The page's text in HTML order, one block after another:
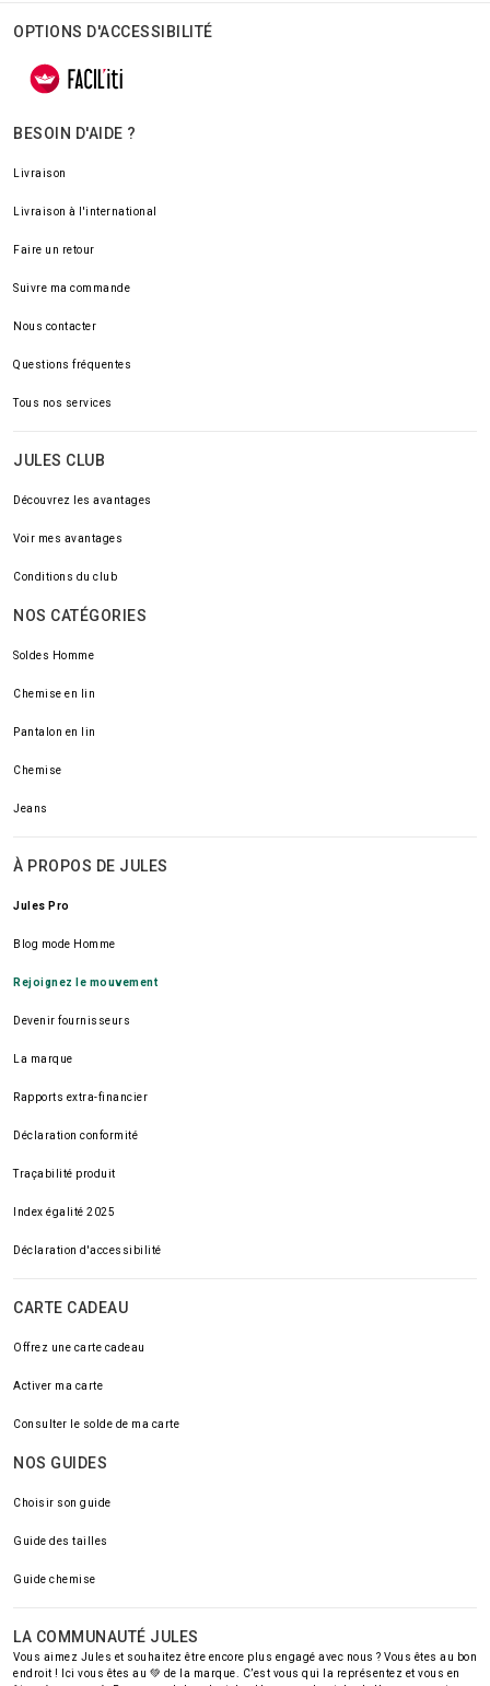
OPTIONS D'ACCESSIBILITÉ
BESOIN D'AIDE ?
Livraison
Livraison à l'international
Faire un retour
Suivre ma commande
Nous contacter
Questions fréquentes
Tous nos services
JULES CLUB
Découvrez les avantages
Voir mes avantages
Conditions du club
NOS CATÉGORIES
Soldes Homme
Chemise en lin
Pantalon en lin
Chemise
Jeans
À PROPOS DE JULES
Jules Pro
Blog mode Homme
Rejoignez le mouvement
Devenir fournisseurs
La marque
Rapports extra-financier
Déclaration conformité
Traçabilité produit
Index égalité 2025
Déclaration d'accessibilité
CARTE CADEAU
Offrez une carte cadeau
Activer ma carte
Consulter le solde de ma carte
NOS GUIDES
Choisir son guide
Guide des tailles
Guide chemise
LA COMMUNAUTÉ JULES
Vous aimez Jules et souhaitez être encore plus engagé avec nous ? Vous êtes au bon
endroit ! Ici vous êtes au 💚 de la marque. C’est vous qui la représentez et vous en